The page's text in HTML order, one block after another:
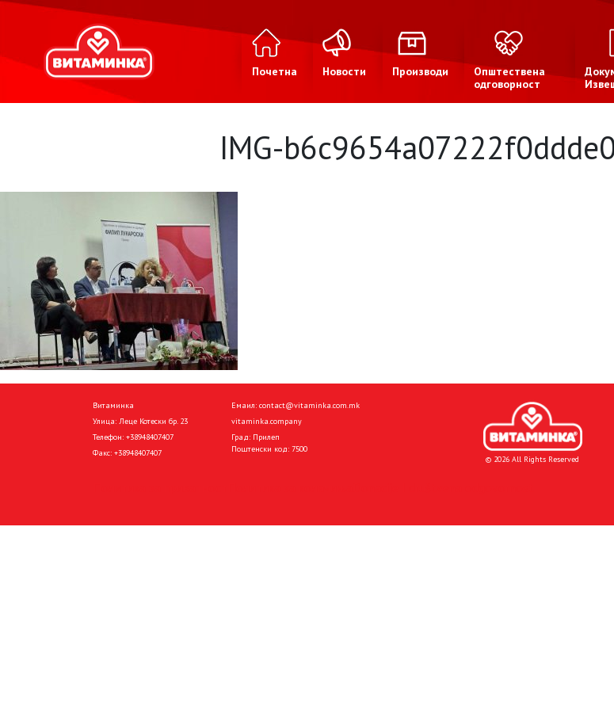
Почетна Новости Производи
Општествена
одговорност
IMG-
Витаминка
Улица: Леце Котески бр. 23
Телефон: +38948407407
Факс: +38948407407
Емаил: contact@vitaminka.com.mk
vitaminka.company
Град: Прилеп
Поштенски код: 7500
© 2026 All Rights Reserved